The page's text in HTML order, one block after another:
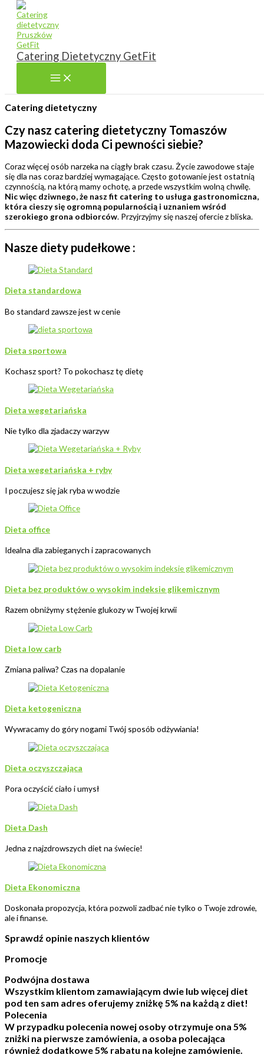
Przejdź do treści
Catering Dietetyczny GetFit
Catering dietetyczny
Czy nasz catering dietetyczny Tomaszów
Mazowiecki doda Ci pewności siebie?
Coraz więcej osób narzeka na ciągły brak czasu. Życie zawodowe staje
się dla nas coraz bardziej wymagające. Często gotowanie jest ostatnią
czynnością, na którą mamy ochotę, a przede wszystkim wolną chwilę.
Nic więc dziwnego, że nasz fit catering to usługa gastronomiczna,
która cieszy się ogromną popularnością i uznaniem wśród
szerokiego grona odbiorców. Przyjrzyjmy się naszej ofercie z bliska.
Nasze diety pudełkowe :
Dieta standardowa
Bo standard zawsze jest w cenie
Dieta sportowa
Kochasz sport? To pokochasz tę dietę
Dieta wegetariańska
Nie tylko dla zjadaczy warzyw
Dieta wegetariańska + ryby
I poczujesz się jak ryba w wodzie
Dieta office
Idealna dla zabieganych i zapracowanych
Dieta bez produktów o wysokim indeksie glikemicznym
Razem obniżymy stężenie glukozy w Twojej krwii
Dieta low carb
Zmiana paliwa? Czas na dopalanie
Dieta ketogeniczna
Wywracamy do góry nogami Twój sposób odżywiania!
Dieta oczyszczająca
Pora oczyścić ciało i umysł
Dieta Dash
Jedna z najzdrowszych diet na świecie!
Dieta Ekonomiczna
Doskonała propozycja, która pozwoli zadbać nie tylko o Twoje zdrowie,
ale i finanse.
Sprawdź opinie naszych klientów ​
Promocje
Podwójna dostawa
Wszystkim klientom zamawiającym dwie lub więcej diet
pod ten sam adres oferujemy zniżkę 5% na każdą z diet!
Polecenia
W przypadku polecenia nowej osoby otrzymuje ona 5%
zniżki na pierwsze zamówienia, a osoba polecająca
również dodatkowe 5% rabatu na kolejne zamówienie.